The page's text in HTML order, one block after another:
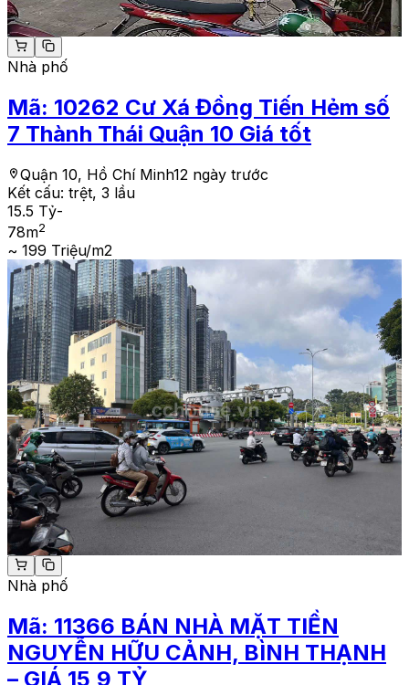
Nhà phố
Mã: 10262 Cư Xá Đồng Tiến Hẻm số
7 Thành Thái Quận 10 Giá tốt
Quận 10, Hồ Chí Minh12 ngày trước
Kết cấu: trệt, 3 lầu
15.5 Tỷ-
78m2
~ 199 Triệu/m2
Nhà phố
Mã: 11366 BÁN NHÀ MẶT TIỀN
NGUYỄN HỮU CẢNH, BÌNH THẠNH
– GIÁ 15,9 TỶ